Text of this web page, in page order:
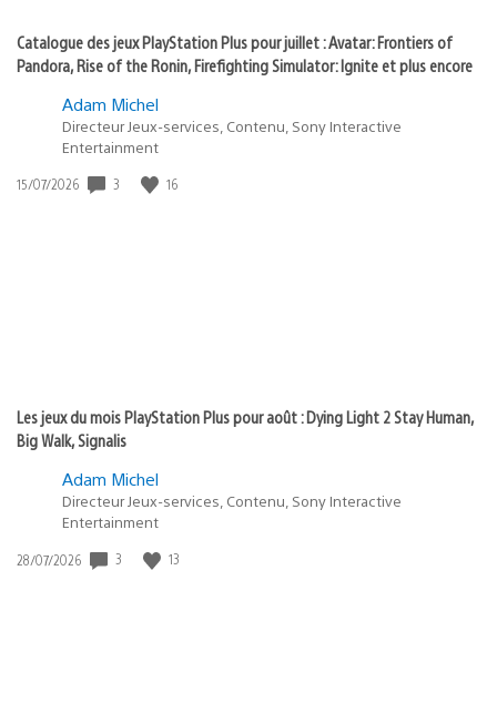
Catalogue des jeux PlayStation Plus pour juillet : Avatar: Frontiers of
Pandora, Rise of the Ronin, Firefighting Simulator: Ignite et plus encore
Adam Michel
Directeur Jeux-services, Contenu, Sony Interactive
Entertainment
Date
15/07/2026 3 16
Les jeux du mois PlayStation Plus pour août : Dying Light 2 Stay Human,
Big Walk, Signalis
Adam Michel
Directeur Jeux-services, Contenu, Sony Interactive
Entertainment
Date
28/07/2026 3 13